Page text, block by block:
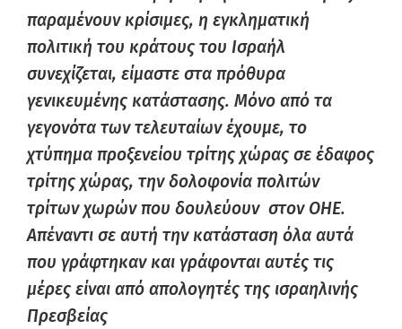
παραμένουν κρίσιμες, η εγκληματική
πολιτική του κράτους του Ισραήλ
συνεχίζεται, είμαστε στα πρόθυρα
γενικευμένης κατάστασης. Μόνο από τα
γεγονότα των τελευταίων έχουμε, το
χτύπημα προξενείου τρίτης χώρας σε έδαφος
τρίτης χώρας, την δολοφονία πολιτών
τρίτων χωρών που δουλεύουν στον ΟΗΕ.
Απέναντι σε αυτή την κατάσταση όλα αυτά
που γράφτηκαν και γράφονται αυτές τις
μέρες είναι από απολογητές της ισραηλινής
Πρεσβείας